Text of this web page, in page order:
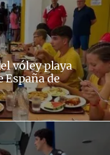
vóley playa
España de